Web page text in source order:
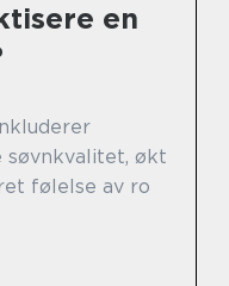
en
søvnkvalitet, økt
følelse av ro